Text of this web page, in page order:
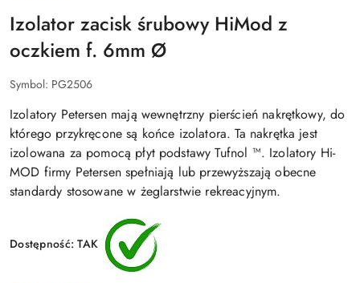
Izolator zacisk śrubowy HiMod z
oczkiem f. 6mm Ø
Symbol: PG2506
Izolatory Petersen mają wewnętrzny pierścień nakrętkowy, do
którego przykręcone są końce izolatora. Ta nakrętka jest
izolowana za pomocą płyt podstawy Tufnol ™. Izolatory Hi-
MOD firmy Petersen spełniają lub przewyższają obecne
standardy stosowane w żeglarstwie rekreacyjnym.
Dostępność:TAK